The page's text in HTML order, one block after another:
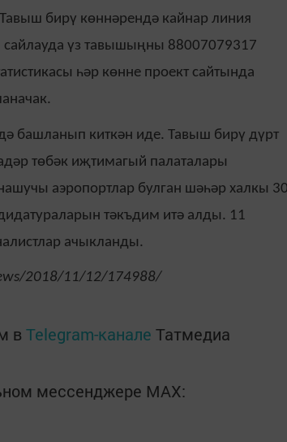
бирү көннәрендә кайнар линия
сайлауда үз тавышыңны 88007079317
һәр көнне проект сайтында
башланып киткән иде. Тавыш бирү дүрт
төбәк иҗтимагый палаталары
аэропортлар булган шәһәр халкы
тәкъдим итә алды. 11
ачыкланды.
2018/11/12/174988/
в Telegram-канале Татмедиа
мессенджере MАХ: